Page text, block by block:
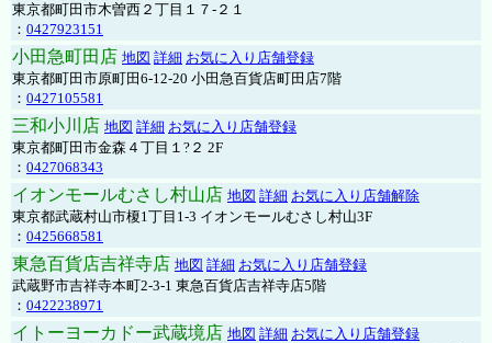
東京都町田市木曽西２丁目１７-２１
： 0427923151
小田急町田店 地図 詳細 お気に入り店舗登録
東京都町田市原町田6-12-20 小田急百貨店町田店7階
： 0427105581
三和小川店 地図 詳細 お気に入り店舗登録
東京都町田市金森４丁目１?２ 2F
： 0427068343
イオンモールむさし村山店 地図 詳細 お気に入り店舗解除
東京都武蔵村山市榎1丁目1-3 イオンモールむさし村山3F
： 0425668581
東急百貨店吉祥寺店 地図 詳細 お気に入り店舗登録
武蔵野市吉祥寺本町2-3-1 東急百貨店吉祥寺店5階
： 0422238971
イトーヨーカドー武蔵境店 地図 詳細 お気に入り店舗登録